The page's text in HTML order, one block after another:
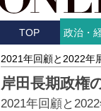
TOP 政治・
2021年回顧と2022年
岸田長期政権
2021年回顧と